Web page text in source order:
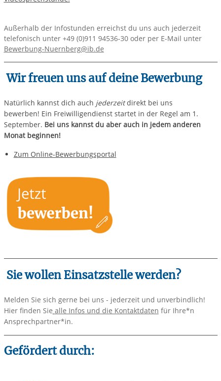
Außerhalb der Infostunden erreichst du uns auch jederzeit
telefonisch unter +49 (0)911 94536-30 oder per E-Mail unter
Bewerbung-Nuernberg@ib.de
Wir freuen uns auf deine Bewerbung
Natürlich kannst dich auch jederzeitdirekt bei uns
bewerben! Ein Freiwilligendienst startet in der Regel am 1.
September. Bei uns kannst du aber auch in jedem anderen
Monat beginnen!
Zum Online-Bewerbungsportal
Sie wollen Einsatzstelle werden?
Melden Sie sich gerne bei uns - jederzeit und unverbindlich!
Hier finden Sie alle Infos und die Kontaktdaten für Ihre*n
Ansprechpartner*in.
Gefördert durch: